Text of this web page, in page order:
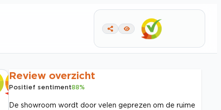
Review overzicht
Positief sentiment88%
De showroom wordt door velen geprezen om de ruime